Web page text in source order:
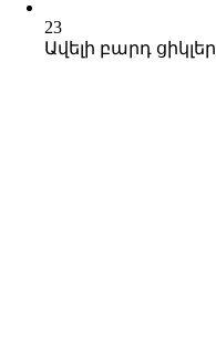
23
Ավելի բարդ ցիկլեր